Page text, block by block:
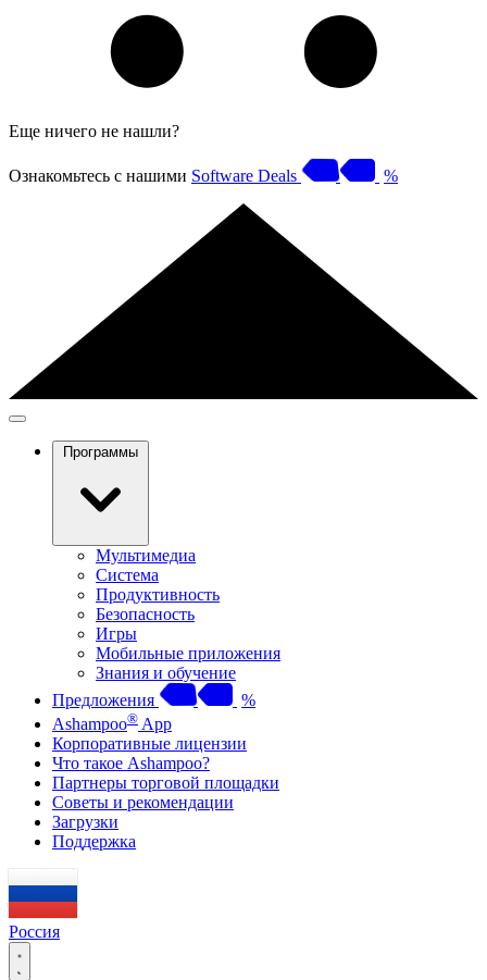
Еще ничего не нашли?
Ознакомьтесь с нашими Software Deals %
Программы
Мультимедиа
Система
Продуктивность
Безопасность
Игры
Мобильные приложения
Знания и обучение
Предложения
%
Ashampoo® App
Корпоративные лицензии
Что такое Ashampoo?
Партнеры торговой площадки
Советы и рекомендации
Загрузки
Поддержка
Россия